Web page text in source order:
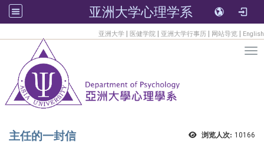
亚洲大学心理学系
亚洲大学 | 医健学院 | 亚洲大学行事历 | 网站导览 | English
浏览人次: 10166
主任的一封信